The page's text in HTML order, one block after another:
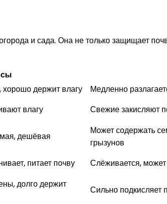
и сада. Она не только защищает
хорошо держит влагу Медленно
влагу Свежие закисляют
дешёвая
Может содержать
грызунов
питает почву Слёживается, может
долго держит
Сильно подкисляет